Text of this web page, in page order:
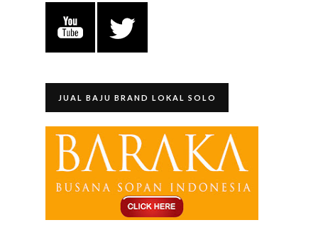
JUAL BAJU BRAND LOKAL SOLO